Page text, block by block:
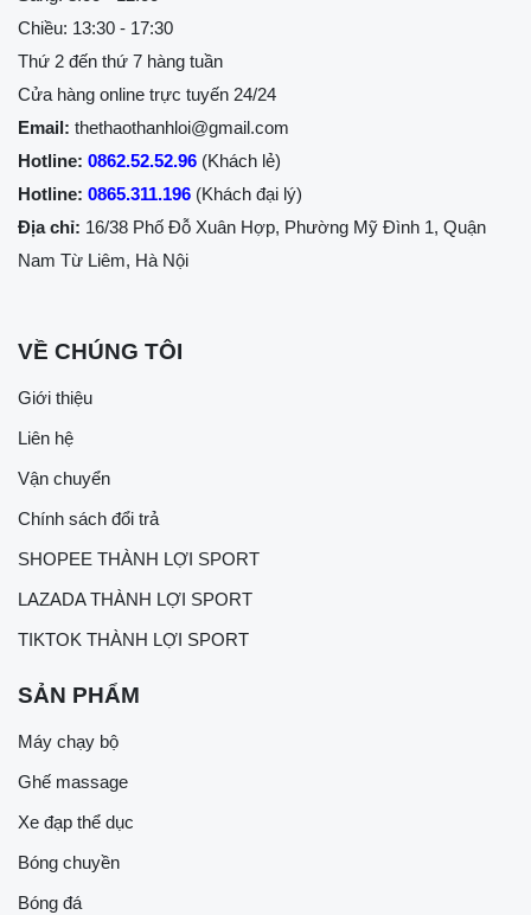
Chiều: 13:30 - 17:30
Thứ 2 đến thứ 7 hàng tuần
Cửa hàng online trực tuyến 24/24
Email: thethaothanhloi@gmail.com
Hotline: 0862.52.52.96 (Khách lẻ)
Hotline: 0865.311.196 (Khách đại lý)
Địa chỉ: 16/38 Phố Đỗ Xuân Hợp, Phường Mỹ Đình 1, Quận
Nam Từ Liêm, Hà Nội
VỀ CHÚNG TÔI
Giới thiệu
Liên hệ
Vận chuyển
Chính sách đổi trả
SHOPEE THÀNH LỢI SPORT
LAZADA THÀNH LỢI SPORT
TIKTOK THÀNH LỢI SPORT
SẢN PHẨM
Máy chạy bộ
Ghế massage
Xe đạp thể dục
Bóng chuyền
Bóng đá